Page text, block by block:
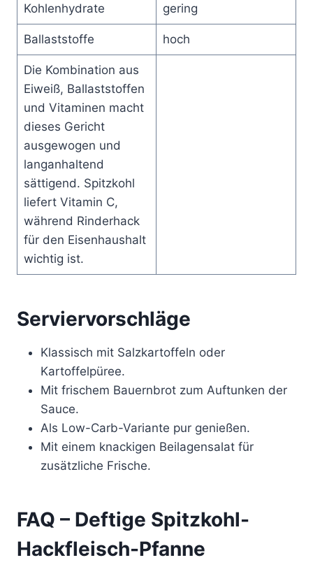
Kohlenhydrate gering
Ballaststoffe hoch
Die Kombination aus
Eiweiß, Ballaststoffen
und Vitaminen macht
dieses Gericht
ausgewogen und
langanhaltend
sättigend. Spitzkohl
liefert Vitamin C,
während Rinderhack
für den Eisenhaushalt
wichtig ist.
Serviervorschläge
Klassisch mit Salzkartoffeln oder
Kartoffelpüree.
Mit frischem Bauernbrot zum Auftunken der
Sauce.
Als Low-Carb-Variante pur genießen.
Mit einem knackigen Beilagensalat für
zusätzliche Frische.
FAQ – Deftige Spitzkohl-
Hackfleisch-Pfanne